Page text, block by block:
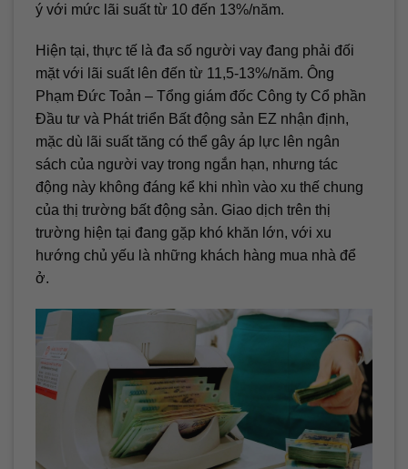
ý với mức lãi suất từ 10 đến 13%/năm.
Hiện tại, thực tế là đa số người vay đang phải đối
mặt với lãi suất lên đến từ 11,5-13%/năm. Ông
Phạm Đức Toản – Tổng giám đốc Công ty Cổ phần
Đầu tư và Phát triển Bất động sản EZ nhận định,
mặc dù lãi suất tăng có thể gây áp lực lên ngân
sách của người vay trong ngắn hạn, nhưng tác
động này không đáng kể khi nhìn vào xu thế chung
của thị trường bất động sản. Giao dịch trên thị
trường hiện tại đang gặp khó khăn lớn, với xu
hướng chủ yếu là những khách hàng mua nhà để
ở.